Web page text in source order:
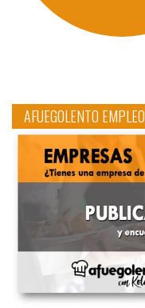
AFUEGOLENTO EMPLEO